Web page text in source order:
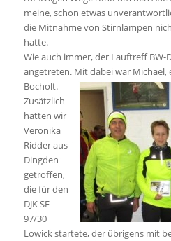
meine, schon etwas
die Mitnahme von Stirnlampen
hatte.
Wie auch immer, der Lauftreff
angetreten. Mit dabei war Michael,
Bocholt.
Zusätzlich
hatten wir
Veronika
Ridder aus
Dingden
getroffen,
die für den
DJK SF
97/30
Lowick startete, der übrigens mit